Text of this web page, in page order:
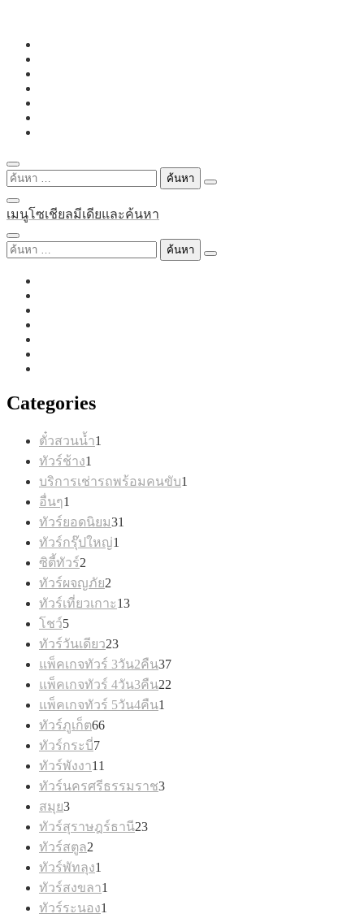
Skip
content
ค้นหา
สำหรับ:
เมนูโซเชียลมีเดียและค้นหา
ค้นหา
Categories
ตั๋วสวนน้ำ1
ทัวร์ช้าง1
สินค้า
บริการเช่ารถพร้อมคนขับ1
อื่นๆ1
สินค้า
ทัวร์ยอดนิยม31
ทัวร์กรุ๊ปใหญ่1
ซิตี้ทัวร์2
สินค้า
ทัวร์ผจญภัย2
สินค้า
ทัวร์เที่ยวเกาะ13
โชว์5
สินค้า
ทัวร์วันเดียว23
สินค้า
แพ็คเกจทัวร์ 3วัน2คืน3737
แพ็คเกจทัวร์ 4วัน3คืน22
แพ็คเกจทัวร์ 5วัน4คืน1
ทัวร์ภูเก็ต66
ทัวร์กระบี่77
สินค้า
ทัวร์พังงา11
ทัวร์นครศรีธรรมราช3
สมุย3
สินค้า
ทัวร์สุราษฎร์ธานี23
ทัวร์สตูล2
สินค้า
ทัวร์พัทลุง1
สินค้า
ทัวร์สงขลา1
ทัวร์ระนอง1